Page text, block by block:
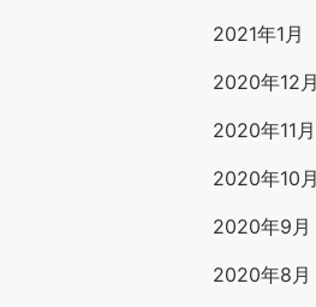
2021年1月
2020年12月
2020年11月
2020年10月
2020年9月
2020年8月